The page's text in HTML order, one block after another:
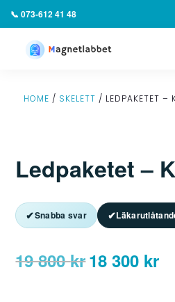
📞 073-612 41 48
HOME / SKELETT / LEDPAKETET –
Ledpaketet –
✔Snabba svar ✔
19 800kr Det
18 300 krDet